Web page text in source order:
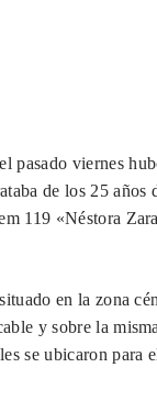
pasado viernes
de los 25 años
119 «Néstora
en la zona
y sobre la
se ubicaron para